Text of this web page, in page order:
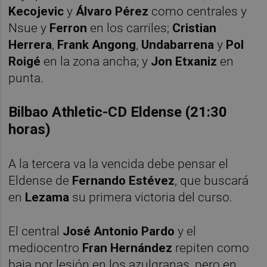
KecojevicyÁlvaro Pérez como centrales y
Nsue y Ferron en los carriles; Cristian
Herrera, Frank Angong, Undabarrena y Pol
Roigé en la zona ancha; y Jon Etxaniz en
punta.
Bilbao Athletic-CD Eldense (21:30
horas)
A la tercera va la vencida debe pensar el
Eldense de Fernando Estévez, que buscará
en Lezama su primera victoria del curso.
El central José Antonio Pardo y el
mediocentro Fran Hernández repiten como